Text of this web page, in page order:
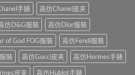
手錶
高仿Chanel皮夹
仿D&G服裝
高仿Dior服裝
of God FOG服裝
高仿Fendi服裝
裝 高仿Gucci皮夹
高仿Hermes手錶
皮夹 高仿Hublot手錶